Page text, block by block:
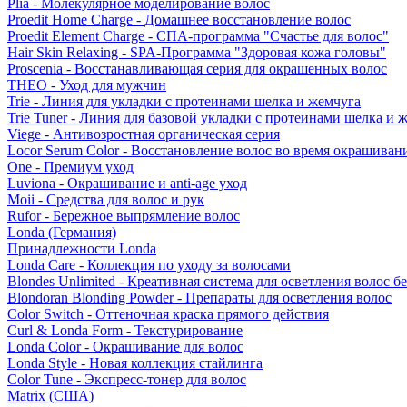
Plia - Молекулярное моделирование волос
Proedit Home Charge - Домашнее восстановление волос
Proedit Element Charge - СПА-программа "Счастье для волос"
Hair Skin Relaxing - SPA-Программа "Здоровая кожа головы"
Proscenia - Восстанавливающая серия для окрашенных волос
THEO - Уход для мужчин
Trie - Линия для укладки с протеинами шелка и жемчуга
Trie Tuner - Линия для базовой укладки с протеинами шелка и
Viege - Антивозростная органическая серия
Locor Serum Color - Восстановление волос во время
One - Премиум уход
Luviona - Окрашивание и anti-age уход
Moii - Средства для волос и рук
Rufor - Бережное выпрямление волос
Londa (Германия)
Принадлежности Londa
Londa Care - Коллекция по уходу за волосами
Blondes Unlimited - Креативная система для осветления волос
Blondoran Blonding Powder - Препараты для осветления волос
Color Switch - Оттеночная краска прямого действия
Curl & Londa Form - Текстурирование
Londa Color - Окрашивание для волос
Londa Style - Новая коллекция стайлинга
Color Tune - Экспресс-тонер для волос
Matrix (США)